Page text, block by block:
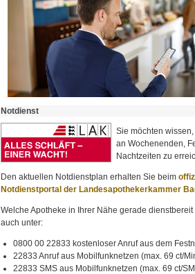
Notdienst
Sie möchten
an Wochenenden,
Nachtzeiten zu
Den aktuellen Notdienstplan erhalten Sie beim
Notdienstportal der Landesapothekerkammer
Welche Apotheke in Ihrer Nähe gerade
auch unter:
0800 00 22833 kostenloser Anruf aus dem
22833 Anruf aus Mobilfunknetzen (max. 69 ct/
22833 SMS aus Mobilfunknetzen (max. 69 ct/